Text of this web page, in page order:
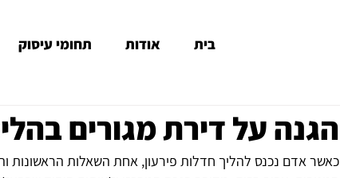
בית אודות תחומי עיסוק
הגנה על דירת מגורים
כאשר אדם נכנס להליך חדלות פירעון, אחת השאלות הראשונות